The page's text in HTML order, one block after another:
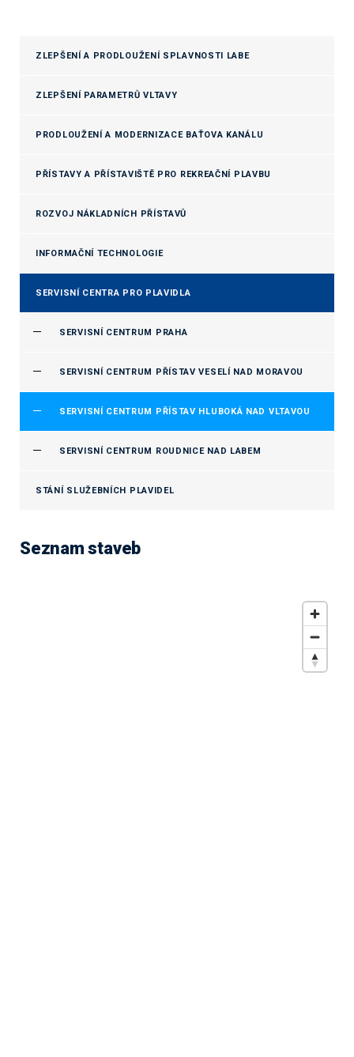
ZLEPŠENÍ A PRODLOUŽENÍ SPLAVNOSTI LABE
ZLEPŠENÍ PARAMETRŮ VLTAVY
PRODLOUŽENÍ A MODERNIZACE BAŤOVA KANÁLU
PŘÍSTAVY A PŘÍSTAVIŠTĚ PRO REKREAČNÍ PLAVBU
ROZVOJ NÁKLADNÍCH PŘÍSTAVŮ
INFORMAČNÍ TECHNOLOGIE
SERVISNÍ CENTRA PRO PLAVIDLA
SERVISNÍ CENTRUM PRAHA
SERVISNÍ CENTRUM PŘÍSTAV VESELÍ NAD MORAVOU
SERVISNÍ CENTRUM PŘÍSTAV HLUBOKÁ NAD VLTAVOU
SERVISNÍ CENTRUM ROUDNICE NAD LABEM
STÁNÍ SLUŽEBNÍCH PLAVIDEL
Seznam staveb